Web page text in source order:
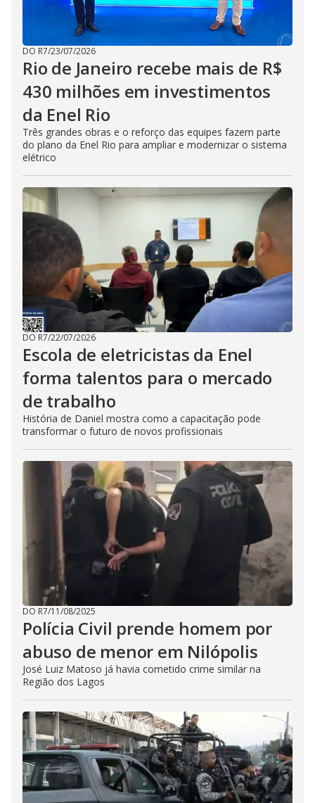
DO R7/23/07/2026
Rio de Janeiro recebe mais de R$
430 milhões em investimentos
da Enel Rio
Três grandes obras e o reforço das equipes fazem parte
do plano da Enel Rio para ampliar e modernizar o sistema
elétrico
DO R7/22/07/2026
Escola de eletricistas da Enel
forma talentos para o mercado
de trabalho
História de Daniel mostra como a capacitação pode
transformar o futuro de novos profissionais
DO R7/11/08/2025
Polícia Civil prende homem por
abuso de menor em Nilópolis
José Luiz Matoso já havia cometido crime similar na
Região dos Lagos